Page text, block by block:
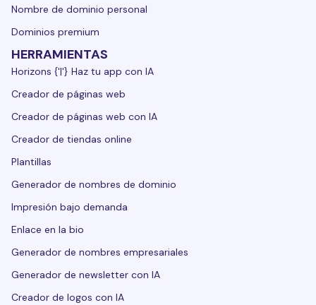
Nombre de dominio personal
Dominios premium
HERRAMIENTAS
Horizons {'|'} Haz tu app con IA
Creador de páginas web
Creador de páginas web con IA
Creador de tiendas online
Plantillas
Generador de nombres de dominio
Impresión bajo demanda
Enlace en la bio
Generador de nombres empresariales
Generador de newsletter con IA
Creador de logos con IA